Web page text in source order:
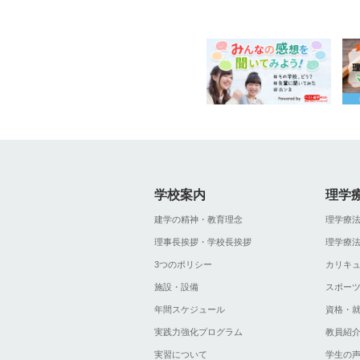
学校案内
建学の精神・教育理念
理事長挨拶・学校長挨拶
3つのポリシー
施設・設備
年間スケジュール
実践力強化プログラム
実習について
理学
理学療
理学療
カリキ
スポー
資格・
教員紹
学生の